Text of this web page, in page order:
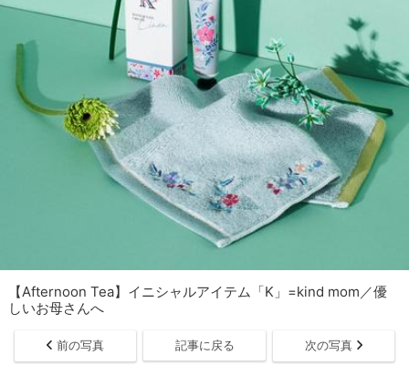
【Afternoon Tea】イニシャルアイテム「K」=kind mom／優
しいお母さんへ
前の写真 記事に戻る 次の写真